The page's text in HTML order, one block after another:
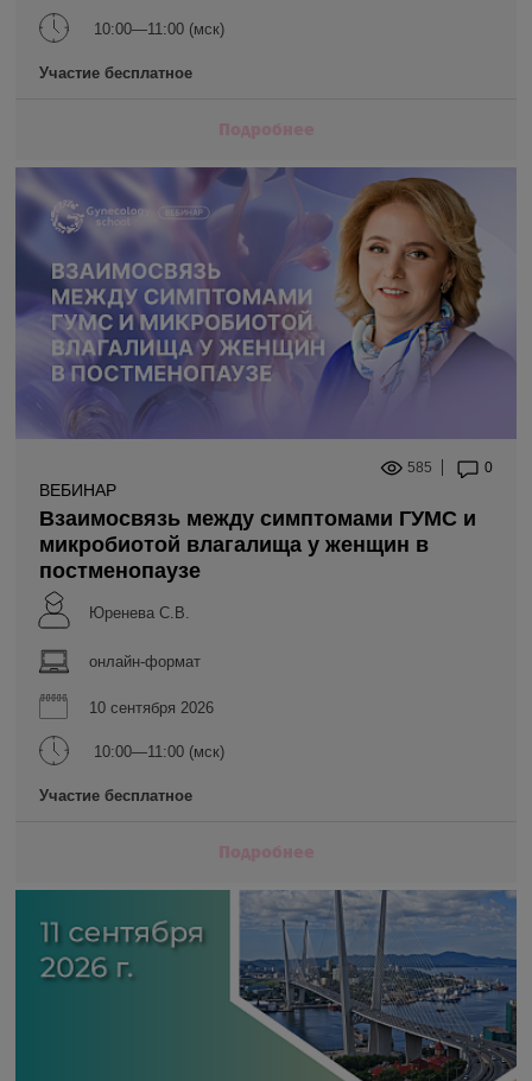
10:00—11:00 (мск)
Участие бесплатное
Подробнее
585 0
ВЕБИНАР
Взаимосвязь между симптомами ГУМС и
микробиотой влагалища у женщин в
постменопаузе
Юренева С.В.
онлайн-формат
10 сентября 2026
10:00—11:00 (мск)
Участие бесплатное
Подробнее